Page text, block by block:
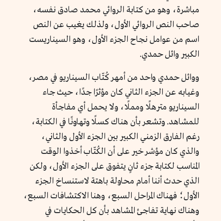
مباشرة، وهو من كتابة الروائي محمد صادق نفسه،
صاحب النص الروائي الأول، ولذلك يغيب عن النص
اسم من عوامل نجاح الجزء الأول، وهو السيناريست
الكبير وائل حمدي.
ووائل حمدي واحد من أمهر كُتّاب السيناريو في مصر،
وغيابه عن الجزء الثاني كان مؤثرًا جدًا، حيث جاء
السيناريو مترهلًا ومملًا، ولا يحمل أي مفاجأة
للمشاهد. وتشعر بأن هناك كسلًا وتهاونًا في الكتابة،
رغم الفارق الزمني الكبير بين الجزء الأول والثاني،
والذي كان مؤشر خير على أن الكُتّاب أخذوا الوقت
المناسب لكتابة جزء ثانٍ يتفوق على الجزء الأول، ولكن
الذي حدث أننا أمام محاولة باهتة لاستنساخ الجزء
الأول؛ فهناك المراحل السبع، وهنا الاكتشافات السبع،
وهناك نهاية تفاجئ المشاهد بأن كل الحكايات في